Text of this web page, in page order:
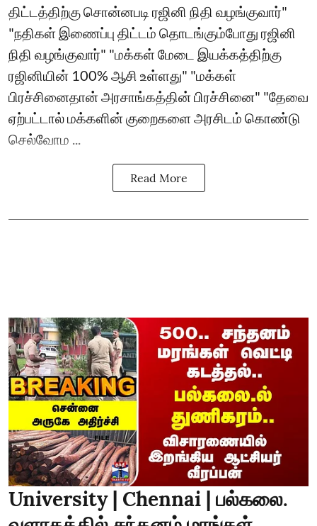
திட்டத்திற்கு சொன்னபடி ரஜினி நிதி வழங்குவார்"
"நதிகள் இணைப்பு திட்டம் தொடங்கும்போது ரஜினி
நிதி வழங்குவார்" "மக்கள் மேடை இயக்கத்திற்கு
ரஜினியின் 100% ஆசி உள்ளது" "மக்கள்
பிரச்சினைதான் அரசாங்கத்தின் பிரச்சினை" "தேவை
ஏற்பட்டால் மக்களின் குறைகளை அரசிடம் கொண்டு
செல்வோம ...
Read More
University | Chennai | பல்கலை.